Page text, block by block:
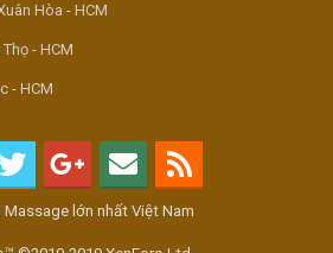
Hòa - HCM
- HCM
- HCM
lớn nhất Việt Nam